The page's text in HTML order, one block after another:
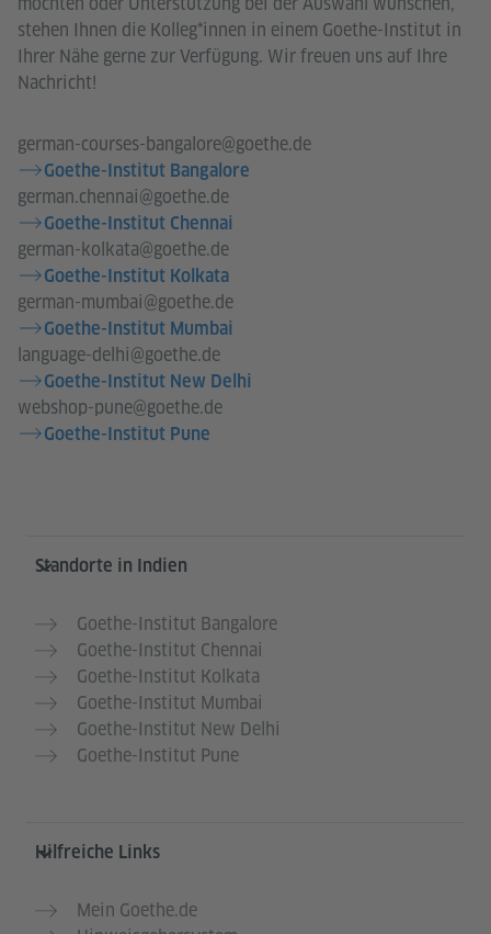
stehen Ihnen die Kolleg*innen in einem Goethe-Institut in
Ihrer Nähe gerne zur Verfügung. Wir freuen uns auf Ihre
Nachricht!
german-courses-bangalore@goethe.de
Goethe-Institut Bangalore
german.chennai@goethe.de
Goethe-Institut Chennai
german-kolkata@goethe.de
Goethe-Institut Kolkata
german-mumbai@goethe.de
Goethe-Institut Mumbai
language-delhi@goethe.de
Goethe-Institut New Delhi
webshop-pune@goethe.de
Goethe-Institut Pune
Service- und Informationsbereich
Standorte in Indien
Goethe-Institut Bangalore
Goethe-Institut Chennai
Goethe-Institut Kolkata
Goethe-Institut Mumbai
Goethe-Institut New Delhi
Goethe-Institut Pune
Hilfreiche Links
Mein Goethe.de